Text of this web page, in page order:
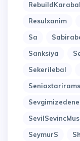
Resulxanim
Sa
Sanksiya
Sekerilebal
SeymurS